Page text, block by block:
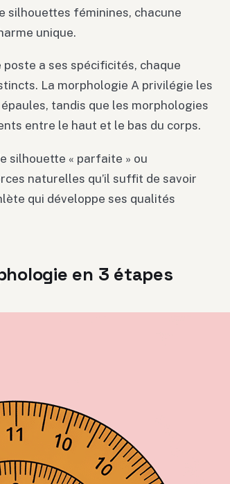
silhouettes féminines, chacune
unique.
a ses spécificités, chaque
La morphologie A privilégie les
tandis que les morphologies
entre le haut et le bas du corps.
silhouette « parfaite » ou
naturelles qu’il suffit de savoir
qui développe ses qualités
en 3 étapes